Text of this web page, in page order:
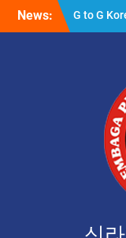
News:
G to G
VISI dan